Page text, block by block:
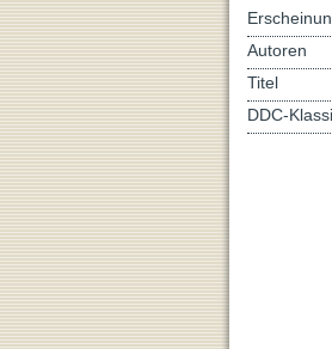
Autoren
Titel
DDC-